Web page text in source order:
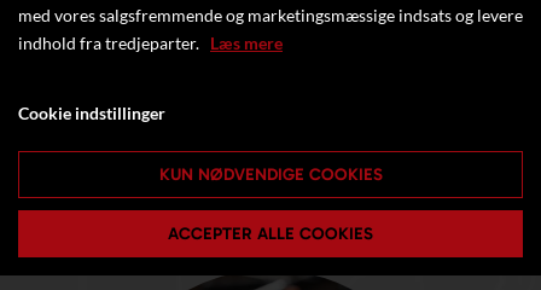
med vores salgsfremmende og marketingsmæssige indsats og levere
indhold fra tredjeparter. Læs mere
Cookie indstillinger
KUN NØDVENDIGE COOKIES
ACCEPTER ALLE COOKIES